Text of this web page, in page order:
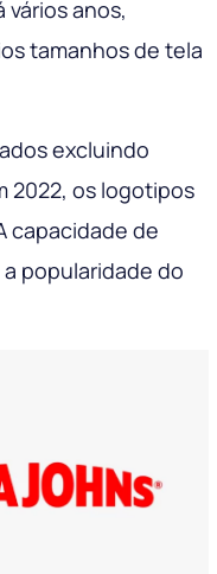
anos,
tamanhos de tela
excluindo
2022, os logotipos
capacidade de
popularidade do